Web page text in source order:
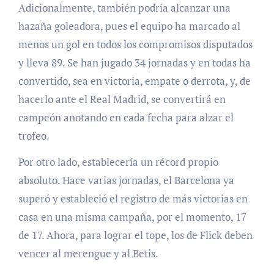
Adicionalmente, también podría alcanzar una
hazaña goleadora, pues el equipo ha marcado al
menos un gol en todos los compromisos disputados
y lleva 89. Se han jugado 34 jornadas y en todas ha
convertido, sea en victoria, empate o derrota, y, de
hacerlo ante el Real Madrid, se convertirá en
campeón anotando en cada fecha para alzar el
trofeo.
Por otro lado, establecería un récord propio
absoluto. Hace varias jornadas, el Barcelona ya
superó y estableció el registro de más victorias en
casa en una misma campaña, por el momento, 17
de 17. Ahora, para lograr el tope, los de Flick deben
vencer al merengue y al Betis.